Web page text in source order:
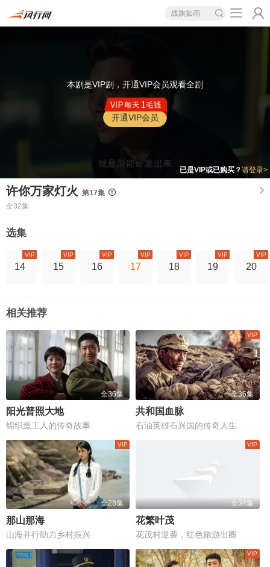
战旗如画
本剧是VIP剧，开通VIP会员观看全剧
开通VIP会员
已是VIP或已购买？请登录>
许你万家灯火 第17集
全32集
选集
14
VIP
15
VIP
16
VIP
17
VIP
18
VIP
19
VIP
20
VIP
相关推荐
全36集
阳光普照大地
锦织造工人的传奇故事
全36集
共和国血脉
石油英雄石兴国的传奇人生
全28集
那山那海
山海并行助力乡村振兴
全34集
花繁叶茂
花茂村逆袭，红色旅游出圈